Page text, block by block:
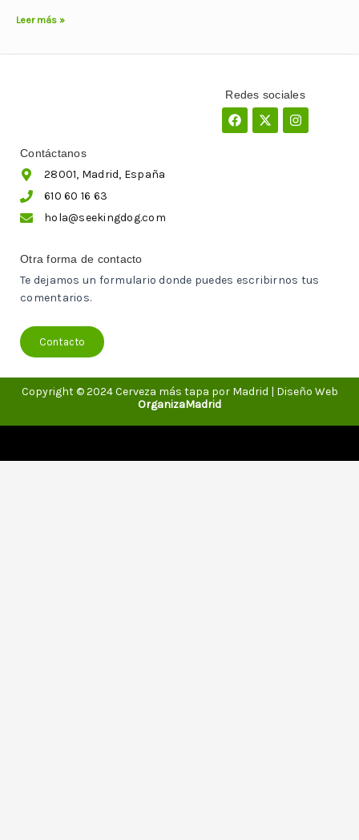
Leer más »
Redes sociales
Facebook
X-
twitter
Instagram
Contáctanos
28001, Madrid, España
610 60 16 63
hola@seekingdog.com
Otra forma de contacto
Te dejamos un formulario donde puedes escribirnos tus
comentarios.
Contacto
Copyright © 2024 Cerveza más tapa por Madrid | Diseño Web
OrganizaMadrid